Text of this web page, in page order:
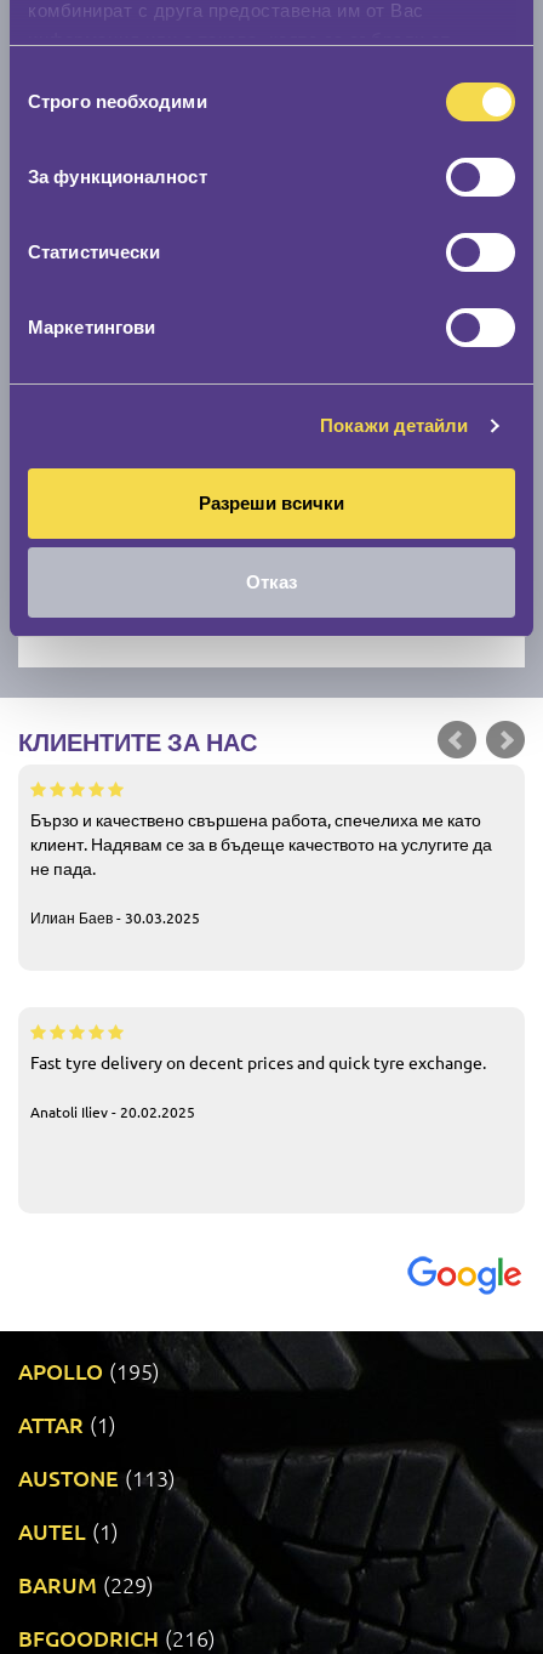
комбинират с друга предоставена им от Вас
наСтрого nеобходими
За функционалност
Статистически
Маркетингови
Покажи детайли
Разреши всички
Отказ
КЛИЕНТИТЕ ЗА НАС
Бързо и качествено свършена работа, спечелиха ме като
клиент. Надявам се за в бъдеще качеството на услугите да
не пада.
Илиан Баев - 30.03.2025
Fast tyre delivery on decent prices and quick tyre exchange.
Anatoli Iliev - 20.02.2025
APOLLO (195)
ATTAR (1)
AUSTONE (113)
AUTEL (1)
BARUM (229)
BFGOODRICH (216)